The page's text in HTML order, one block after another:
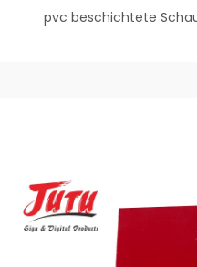
pvc beschichtete